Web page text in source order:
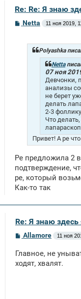
Re: Re: Я знаю
СNetta 11 ноя 2019,
Polyashka
Netta
07 ноя
Девчонки,
анализы
не берет
делать
2-3
Что
Привет! А ре
Ре предложила 2
подтверждение,
ре, который
Как-то так
Re: Я знаю
С
б
щ
е
Allamore 11 ноя
Главное, не
ходят, хвалят.